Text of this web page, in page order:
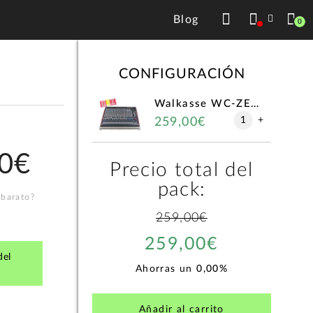
Blog 0
CONFIGURACIÓN
Walkasse WC-ZED24-ESP
259,00€ 1 +
Precio total del
pack:
259,00€
259,00€
Ahorras un0,00%
Añadir al carrito